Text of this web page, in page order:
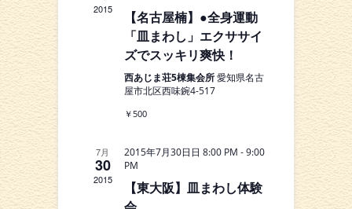
索
し
て
ゲ
ー
ナ
ゲ
ョ
ン
ー
2015
【名古屋楠】●全身運動
「皿まわし」エクササイ
ズでスッキリ爽快！
西あじま荘5棟集会所愛知県名古
屋市北区西味鋺4-517
￥500
7月
30
2015
2015年7月30日日 8:00 PM -9:00
PM
【東大阪】皿まわし体験